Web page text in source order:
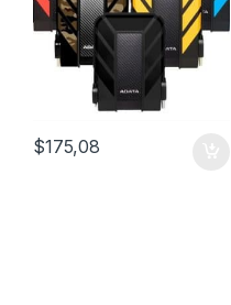
$175,08